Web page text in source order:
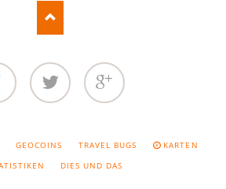
GEOCOINS TRAVEL BUGS
KARTEN
DIES UND DAS